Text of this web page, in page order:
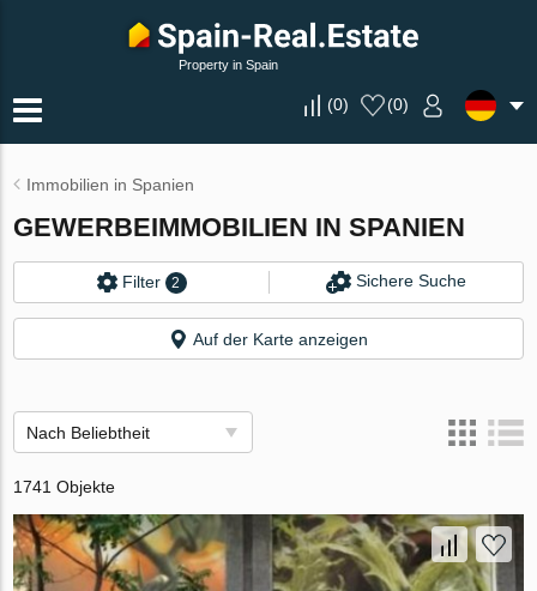
Property in Spain
(0) (0)
Immobilien in Spanien
GEWERBEIMMOBILIEN IN SPANIEN
Filter 2 Sichere Suche
Auf der Karte anzeigen
Nach Beliebtheit
1741 Objekte